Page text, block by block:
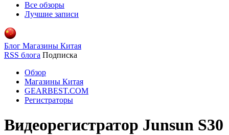
Все обзоры
Лучшие записи
Блог Магазины Китая
RSS блога Подписка
Обзор
Магазины Китая
GEARBEST.COM
Регистраторы
Видеорегистратор Junsun S30